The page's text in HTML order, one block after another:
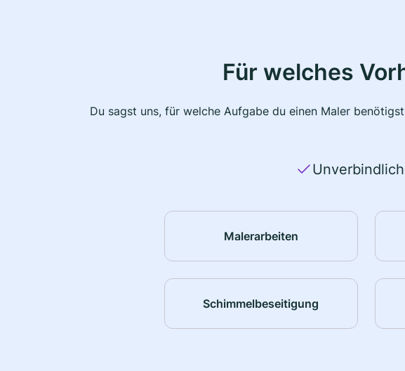
Für welches
Du sagst uns, für welche Aufgabe du einen Maler
Unverbindlich
Malerarbeiten
Schimmelbeseitigung